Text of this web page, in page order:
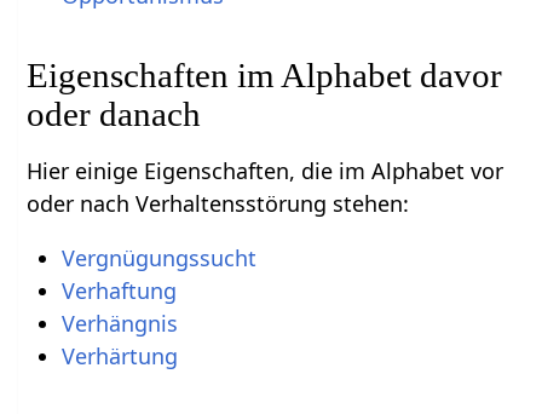
Eigenschaften im Alphabet davor
oder danach
Hier einige Eigenschaften, die im Alphabet vor
oder nach Verhaltensstörung stehen:
Vergnügungssucht
Verhaftung
Verhängnis
Verhärtung